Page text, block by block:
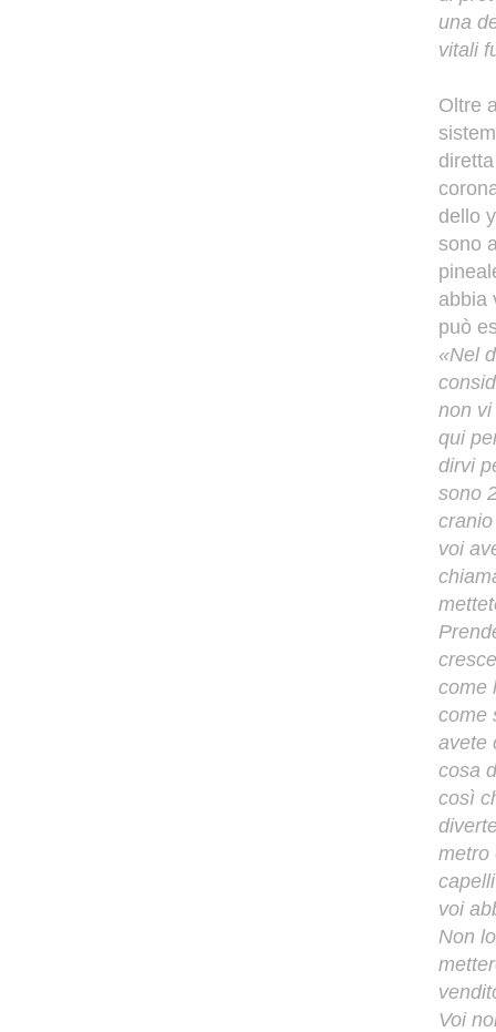
una
vitali
Oltre
dello
sono
abbia
può
«Nel
non
qui
dirvi
sono
voi
come
come
avete
cosa
così
metro
voi
Non
Voi